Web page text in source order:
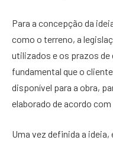
Para a concepção da
como o terreno, a
utilizados e os prazos
fundamental que o
disponível para a obra,
elaborado de acordo
Uma vez definida a